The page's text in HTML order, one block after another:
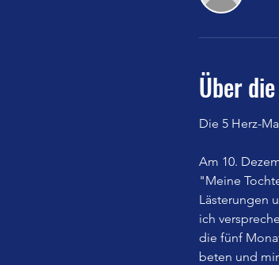
Über
Die 5 Herz-
Am 10.
"Meine
Lästerungen
ich
die fünf
beten und